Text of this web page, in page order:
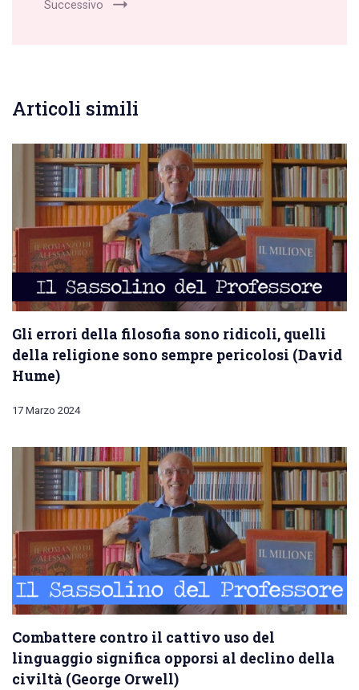
Successivo
Articoli simili
Gli errori della filosofia sono ridicoli, quelli
della religione sono sempre pericolosi (David
Hume)
17 Marzo 2024
Combattere contro il cattivo uso del
linguaggio significa opporsi al declino della
civiltà (George Orwell)